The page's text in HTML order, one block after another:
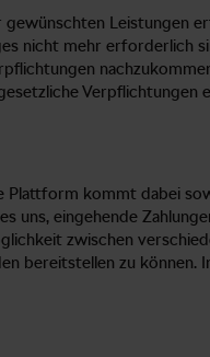
Leistungen
nicht mehr erforderlich
Verpflichtungen
Plattform kommt dabei
uns, eingehende
zwischen
bereitstellen zu können.